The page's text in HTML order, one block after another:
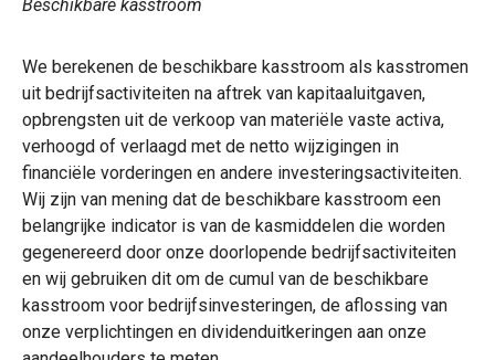
Beschikbare kasstroom
We berekenen de beschikbare kasstroom als kasstromen
uit bedrijfsactiviteiten na aftrek van kapitaaluitgaven,
opbrengsten uit de verkoop van materiële vaste activa,
verhoogd of verlaagd met de netto wijzigingen in
financiële vorderingen en andere investeringsactiviteiten.
Wij zijn van mening dat de beschikbare kasstroom een
belangrijke indicator is van de kasmiddelen die worden
gegenereerd door onze doorlopende bedrijfsactiviteiten
en wij gebruiken dit om de cumul van de beschikbare
kasstroom voor bedrijfsinvesteringen, de aflossing van
onze verplichtingen en dividenduitkeringen aan onze